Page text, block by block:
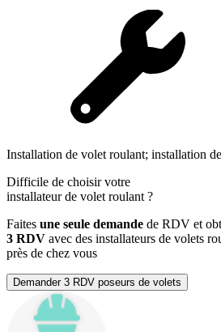
Installation de volet roulant; installation
Difficile de choisir votre
installateur de volet roulant?
Faites une seule demande de RDV et
3 RDV avec des installateurs de volets
près de chez vous
Demander 3 RDV poseurs de volets